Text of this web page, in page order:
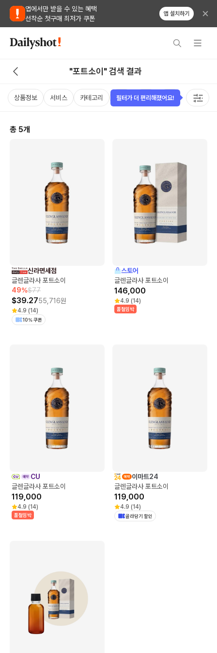
앱에서만 받을 수 있는 혜택
선착순 첫구매 최저가 쿠폰
앱 설치하기
"포트소이" 검색 결과
상품정보 서비스 카테고리 가격 국가 용량 태그
총 5개
신라면세점
글렌글라사 포트소이
49%$77
$39.2755,716원
4.9 (14)
10% 쿠폰
스토어
글렌글라사 포트소이
146,000
4.9 (14)
품절임박
CU
글렌글라사 포트소이
119,000
4.9 (14)
품절임박
이마트24
글렌글라사 포트소이
119,000
4.9 (14)
골라담기 할인
필터가 더 편리해졌어요!